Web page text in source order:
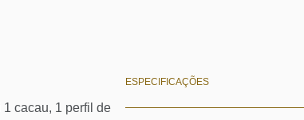
cacau, 1 perfil de
ESPECIFICAÇÕES